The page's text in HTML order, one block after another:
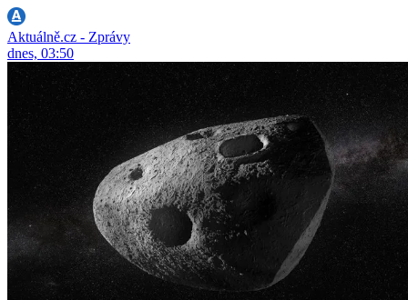
Aktuálně.cz - Zprávy
dnes, 03:50